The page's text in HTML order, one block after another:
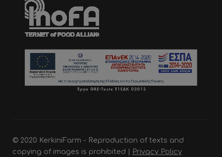
© 2020 KerkiniFarm - Reproduction of texts and
copying of images is prohibited |
Privacy Policy